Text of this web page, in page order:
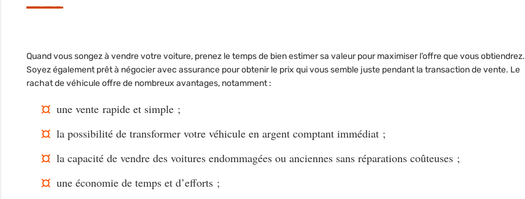
Quand vous songez à vendre votre voiture, prenez le temps de bien estimer sa valeur pour maximiser l’offre que vous obtiendrez.
Soyez également prêt à négocier avec assurance pour obtenir le prix qui vous semble juste pendant la transaction de vente. Le
rachat de véhicule offre de nombreux avantages, notamment :
une vente rapide et simple ;
la possibilité de transformer votre véhicule en argent comptant immédiat ;
la capacité de vendre des voitures endommagées ou anciennes sans réparations coûteuses ;
une économie de temps et d’efforts ;